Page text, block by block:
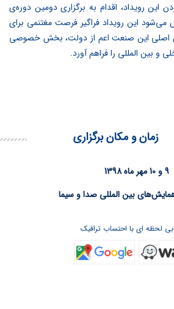
این رویداد، اقدام به برگزاری دومین دوره‌ی
می‌شود این رویداد فراگیر فرصت مغتنمی برای
اصلی این صنعت اعم از دولت، بخش خصوصی
بین‏ المللی را فراهم آورد.
زمان و مکان برگزاری
9 و 10 مهر ماه 1398
همایش‌های بین المللی صدا و سیما
لحظه ای با احتساب ترافیک